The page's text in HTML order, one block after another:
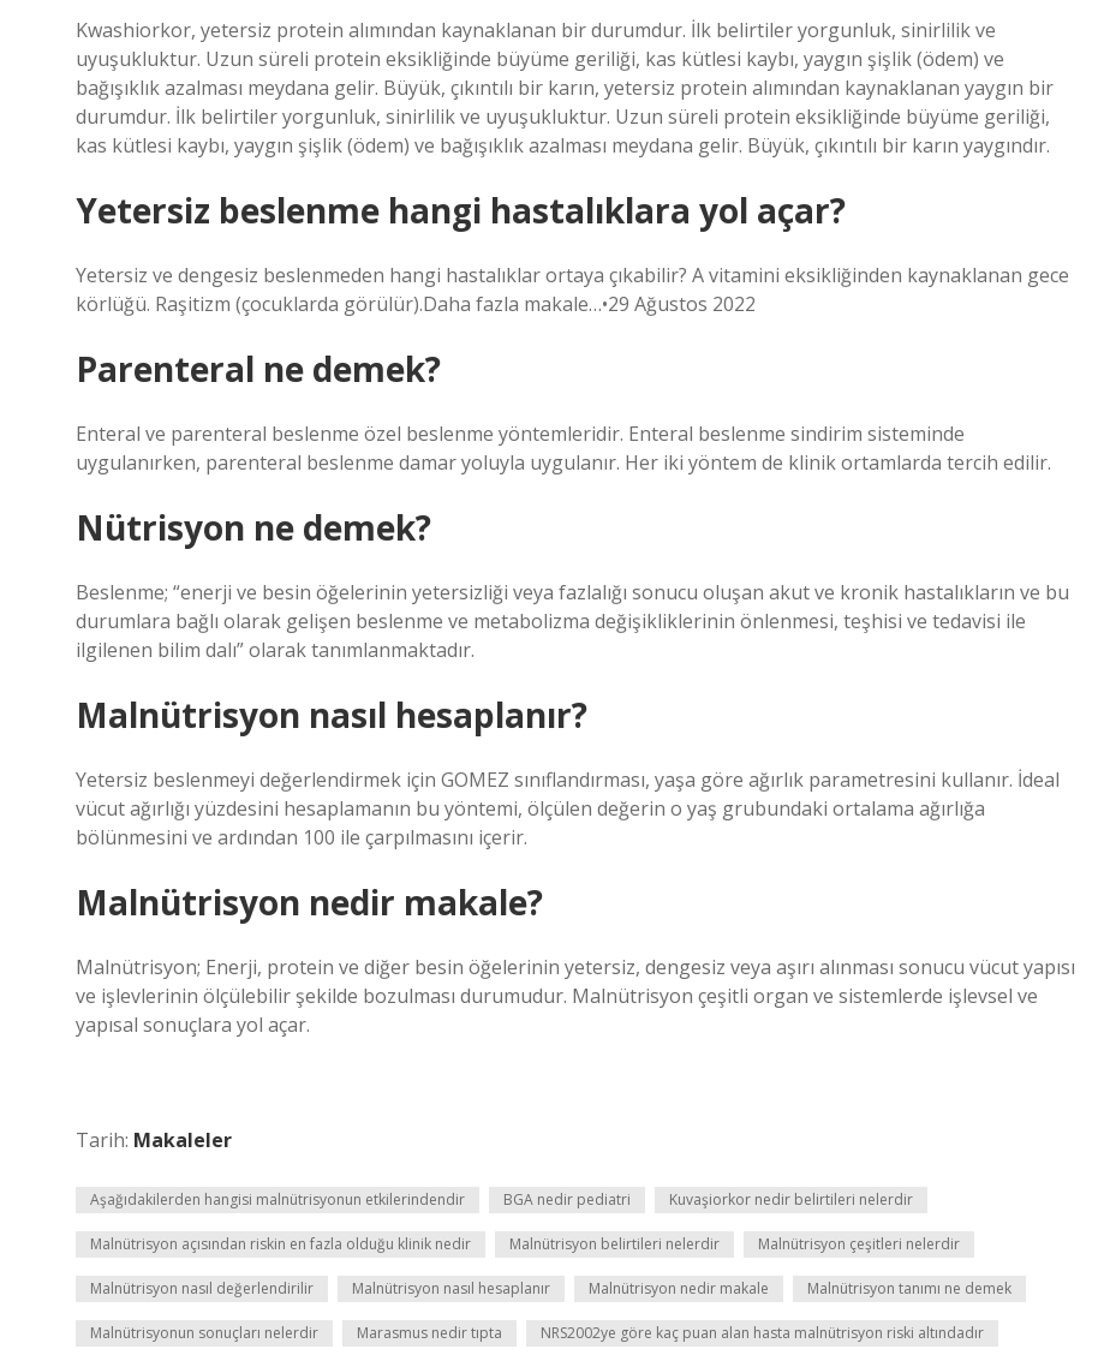
Kwashiorkor, yetersiz protein alımından kaynaklanan bir durumdur. İlk belirtiler yorgunluk, sinirlilik ve
uyuşukluktur. Uzun süreli protein eksikliğinde büyüme geriliği, kas kütlesi kaybı, yaygın şişlik (ödem) ve
bağışıklık azalması meydana gelir. Büyük, çıkıntılı bir karın, yetersiz protein alımından kaynaklanan yaygın bir
durumdur. İlk belirtiler yorgunluk, sinirlilik ve uyuşukluktur. Uzun süreli protein eksikliğinde büyüme geriliği,
kas kütlesi kaybı, yaygın şişlik (ödem) ve bağışıklık azalması meydana gelir. Büyük, çıkıntılı bir karın yaygındır.
Yetersiz beslenme hangi hastalıklara yol açar?
Yetersiz ve dengesiz beslenmeden hangi hastalıklar ortaya çıkabilir? A vitamini eksikliğinden kaynaklanan gece
körlüğü. Raşitizm (çocuklarda görülür).Daha fazla makale…•29 Ağustos 2022
Parenteral ne demek?
Enteral ve parenteral beslenme özel beslenme yöntemleridir. Enteral beslenme sindirim sisteminde
uygulanırken, parenteral beslenme damar yoluyla uygulanır. Her iki yöntem de klinik ortamlarda tercih edilir.
Nütrisyon ne demek?
Beslenme; “enerji ve besin öğelerinin yetersizliği veya fazlalığı sonucu oluşan akut ve kronik hastalıkların ve bu
durumlara bağlı olarak gelişen beslenme ve metabolizma değişikliklerinin önlenmesi, teşhisi ve tedavisi ile
ilgilenen bilim dalı” olarak tanımlanmaktadır.
Malnütrisyon nasıl hesaplanır?
Yetersiz beslenmeyi değerlendirmek için GOMEZ sınıflandırması, yaşa göre ağırlık parametresini kullanır. İdeal
vücut ağırlığı yüzdesini hesaplamanın bu yöntemi, ölçülen değerin o yaş grubundaki ortalama ağırlığa
bölünmesini ve ardından 100 ile çarpılmasını içerir.
Malnütrisyon nedir makale?
Malnütrisyon; Enerji, protein ve diğer besin öğelerinin yetersiz, dengesiz veya aşırı alınması sonucu vücut yapısı
ve işlevlerinin ölçülebilir şekilde bozulması durumudur. Malnütrisyon çeşitli organ ve sistemlerde işlevsel ve
yapısal sonuçlara yol açar.
Tarih: Makaleler
Aşağıdakilerden hangisi malnütrisyonun etkilerindendir BGA nedir pediatri Kuvaşiorkor nedir belirtileri nelerdir
Malnütrisyon açısından riskin en fazla olduğu klinik nedir Malnütrisyon belirtileri nelerdir Malnütrisyon çeşitleri nelerdir
Malnütrisyon nasıl değerlendirilir Malnütrisyon nasıl hesaplanır Malnütrisyon nedir makale Malnütrisyon tanımı ne demek
Malnütrisyonun sonuçları nelerdir Marasmus nedir tıpta NRS2002ye göre kaç puan alan hasta malnütrisyon riski altındadır